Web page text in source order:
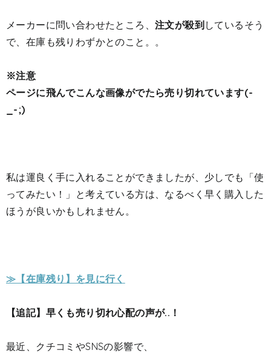
メーカーに問い合わせたところ、 注文が殺到しているそう
で、 在庫も残りわずかとのこと。。
※注意
ページに飛んでこんな画像がでたら売り切れています(-
_-;)
私は運良く手に入れることができましたが、少しでも「使
ってみたい！」と考えている方は、なるべく早く購入した
ほうが良いかもしれません。
≫【在庫残り】を見に行く
【追記】早くも売り切れ心配の声が..！
最近、クチコミやSNSの影響で、